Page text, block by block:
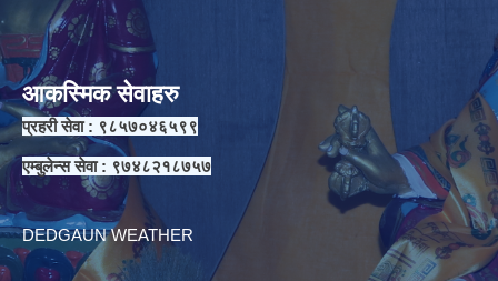
आकस्मिक सेवाहरु
प्रहरी सेवा : ९८५७०४६५९९
एम्बुलेन्स सेवा : ९७४८२१८७५७
DEDGAUN WEATHER